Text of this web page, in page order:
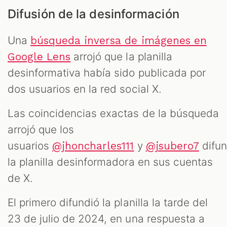
Difusión de la desinformación
Una búsqueda inversa de imágenes en
Google Lens arrojó que la planilla
desinformativa había sido publicada por
dos usuarios en la red social X.
Las coincidencias exactas de la búsqueda
arrojó que los
usuarios @jhoncharles111 y @jsubero7
la planilla desinformadora en sus cuentas
de X.
El primero difundió la planilla la tarde del
23 de julio de 2024, en una respuesta a